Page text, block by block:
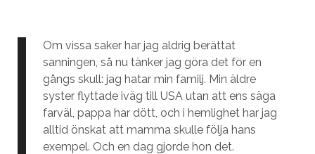
Om vissa saker har jag aldrig berättat
sanningen, så nu tänker jag göra det för en
gångs skull: jag hatar min familj. Min äldre
syster flyttade iväg till USA utan att ens säga
farväl, pappa har dött, och i hemlighet har jag
alltid önskat att mamma skulle följa hans
exempel. Och en dag gjorde hon det.